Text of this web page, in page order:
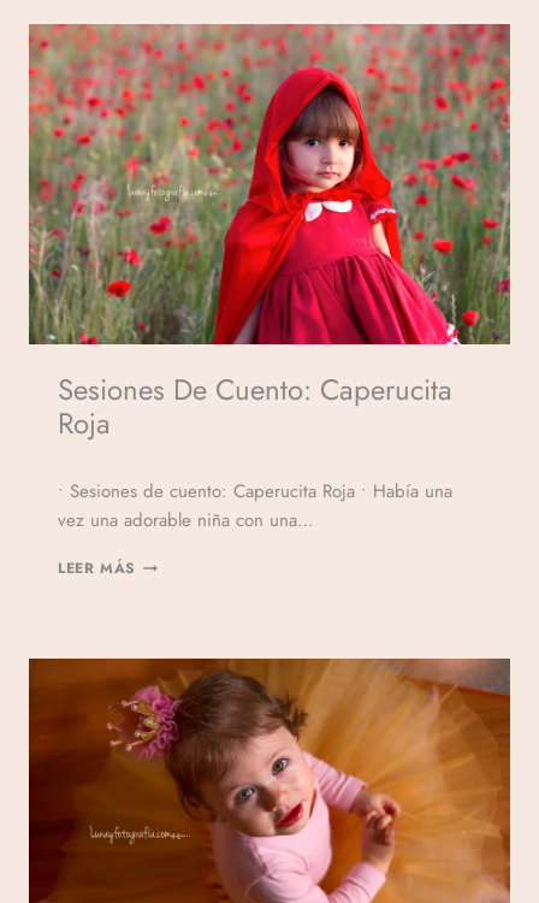
Sesiones De Cuento: Caperucita
Roja
Veronicamulio
• Sesiones de cuento: Caperucita Roja • Había una
vez una adorable niña con una…
LEER MÁS